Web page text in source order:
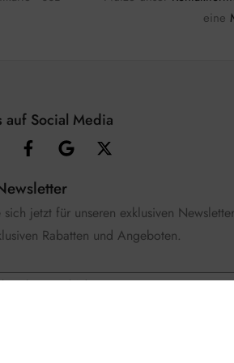
eine
auf Social Media
jetzt für unseren exklusiven
Rabatten und Angeboten.